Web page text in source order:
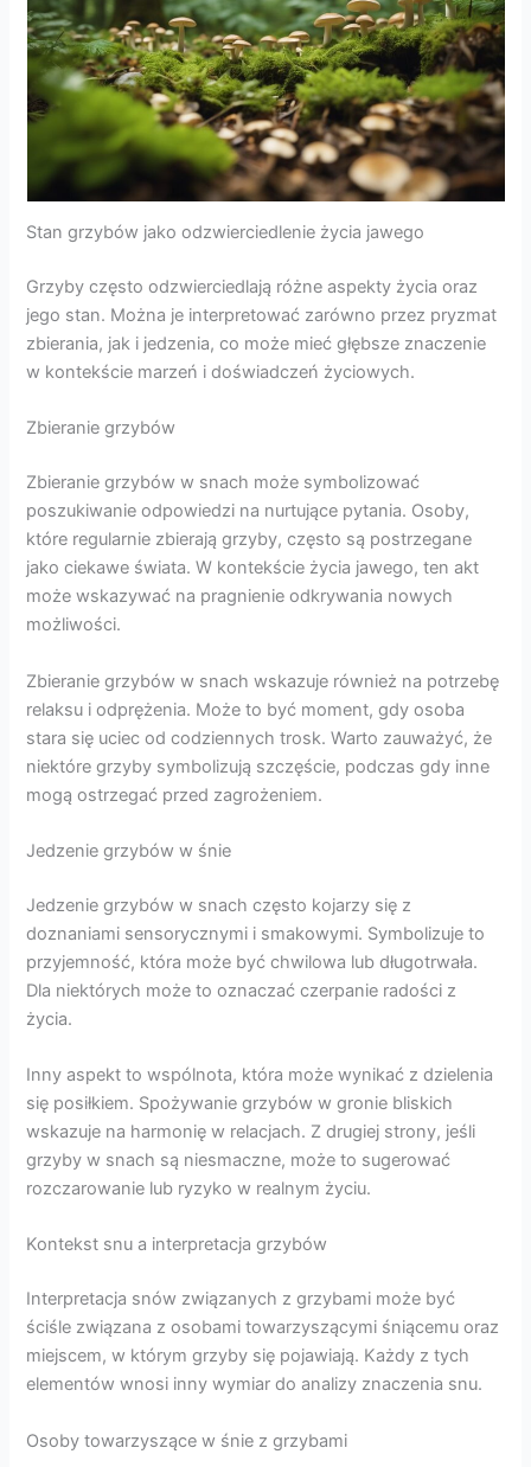
Stan grzybów jako odzwierciedlenie życia jawego
Grzyby często odzwierciedlają różne aspekty życia oraz
jego stan. Można je interpretować zarówno przez pryzmat
zbierania, jak i jedzenia, co może mieć głębsze znaczenie
w kontekście marzeń i doświadczeń życiowych.
Zbieranie grzybów
Zbieranie grzybów w snach może symbolizować
poszukiwanie odpowiedzi na nurtujące pytania. Osoby,
które regularnie zbierają grzyby, często są postrzegane
jako ciekawe świata. W kontekście życia jawego, ten akt
może wskazywać na pragnienie odkrywania nowych
możliwości.
Zbieranie grzybów w snach wskazuje również na potrzebę
relaksu i odprężenia. Może to być moment, gdy osoba
stara się uciec od codziennych trosk. Warto zauważyć, że
niektóre grzyby symbolizują szczęście, podczas gdy inne
mogą ostrzegać przed zagrożeniem.
Jedzenie grzybów w śnie
Jedzenie grzybów w snach często kojarzy się z
doznaniami sensorycznymi i smakowymi. Symbolizuje to
przyjemność, która może być chwilowa lub długotrwała.
Dla niektórych może to oznaczać czerpanie radości z
życia.
Inny aspekt to wspólnota, która może wynikać z dzielenia
się posiłkiem. Spożywanie grzybów w gronie bliskich
wskazuje na harmonię w relacjach. Z drugiej strony, jeśli
grzyby w snach są niesmaczne, może to sugerować
rozczarowanie lub ryzyko w realnym życiu.
Kontekst snu a interpretacja grzybów
Interpretacja snów związanych z grzybami może być
ściśle związana z osobami towarzyszącymi śniącemu oraz
miejscem, w którym grzyby się pojawiają. Każdy z tych
elementów wnosi inny wymiar do analizy znaczenia snu.
Osoby towarzyszące w śnie z grzybami